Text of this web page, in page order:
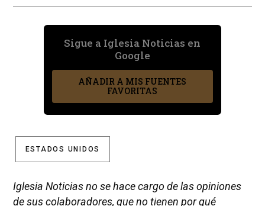
Sigue a Iglesia Noticias en
Google
AÑADIR A MIS FUENTES
FAVORITAS
ESTADOS UNIDOS
Iglesia Noticias no se hace cargo de las opiniones
de sus colaboradores, que no tienen por qué